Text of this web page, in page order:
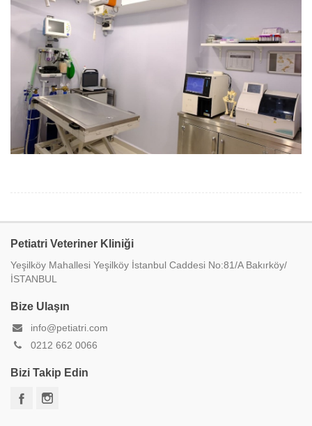
Petiatri Veteriner Kliniği
Yeşilköy Mahallesi Yeşilköy İstanbul Caddesi No:81/A Bakırköy/
İSTANBUL
Bize Ulaşın
info@petiatri.com
0212 662 0066
Bizi Takip Edin